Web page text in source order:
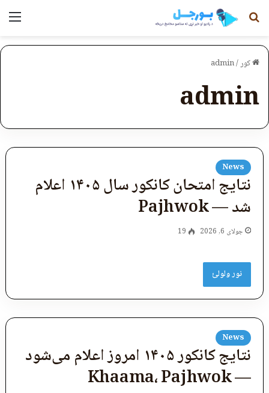
لټون
کور/
admin
admin
News
نتایج امتحان کانکور سال ۱۴۰۵ اعلام
شد — Pajhwok
جولای 6, 2026 19
نور ولولئ
News
نتایج کانکور ۱۴۰۵ امروز اعلام می‌شود
— Khaama، Pajhwok